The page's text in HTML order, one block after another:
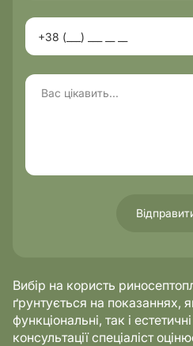
Вибір на користь
ґрунтується на показаннях,
функціональні, так і
консультації спеціаліст